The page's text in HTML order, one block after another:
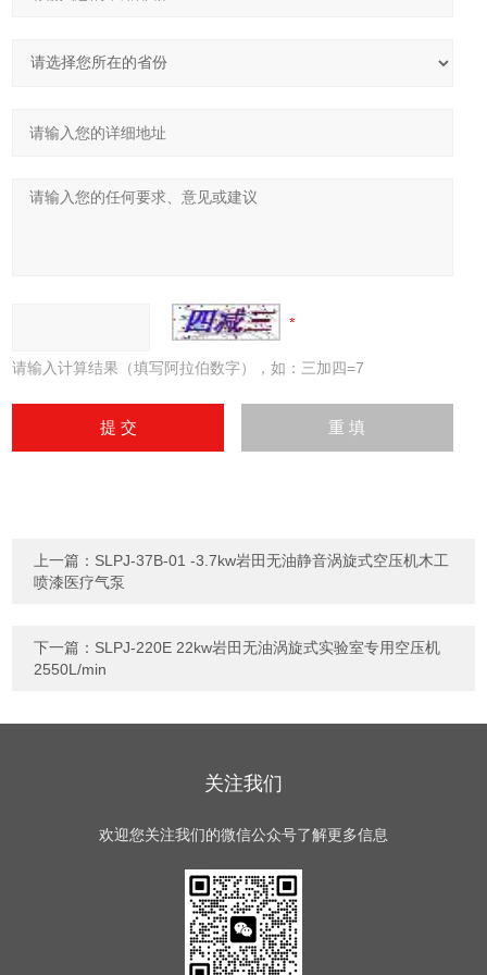
请输入计算结果（填写阿拉伯数字），如：三加四=7
上一篇： SLPJ-37B-01 -3.7kw岩田无油静音涡旋式空压机木工
喷漆医疗气泵
下一篇： SLPJ-220E 22kw岩田无油涡旋式实验室专用空压机
2550L/min
关注我们
欢迎您关注我们的微信公众号了解更多信息